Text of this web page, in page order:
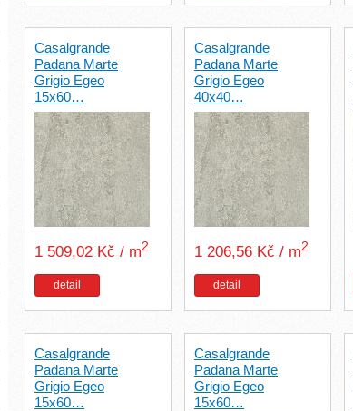
Casalgrande
Padana Marte
Grigio Egeo
15x60…
1 509,02 Kč / m2
detail
Casalgrande
Padana Marte
Grigio Egeo
40x40…
1 206,56 Kč / m2
detail
Casalgrande
Padana Marte
Grigio Egeo
15x60…
Casalgrande
Padana Marte
Grigio Egeo
15x60…